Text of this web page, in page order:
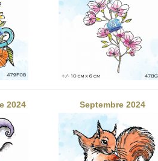
2024 Septembre 2024